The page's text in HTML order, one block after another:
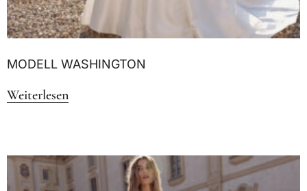
MODELL WASHINGTON
Weiterlesen